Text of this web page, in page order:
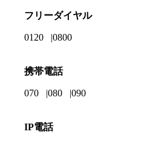
フリーダイヤル
0120 0800
携帯電話
070 080 090
IP電話